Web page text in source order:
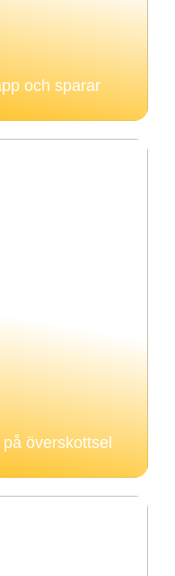
och sparar
överskottsel